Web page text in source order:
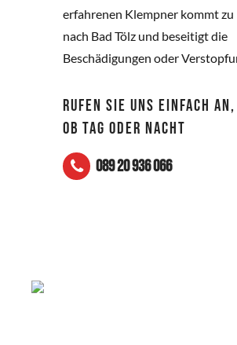
erfahrenen Klempner kommt zu
nach Bad Tölz und beseitigt die
Beschädigungen oder
RUFEN SIE UNS EINFACH
OB TAG ODER NACHT
089 20 936 066